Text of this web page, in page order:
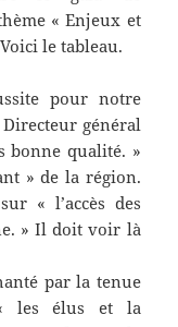
« Enjeux et
le tableau.
pour notre
général
bonne qualité. »
» de la région.
« l’accès des
» Il doit voir là
par la tenue
les élus et la